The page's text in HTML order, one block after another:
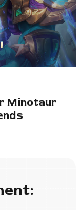
Minotaur